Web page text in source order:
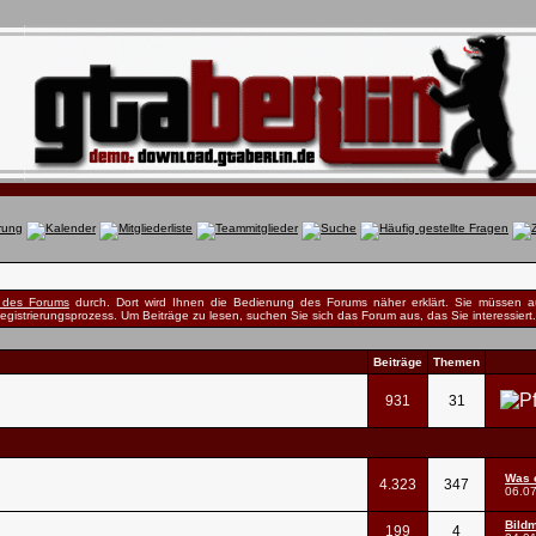
Forumsdurch. Dort wird Ihnen die Bedienung des Forums näher erklärt. Sie müssen
Um Beiträge zu lesen, suchen Sie sich das Forum aus, das Sie
Beiträge Themen
931 31
4.323 347
Was
199 4